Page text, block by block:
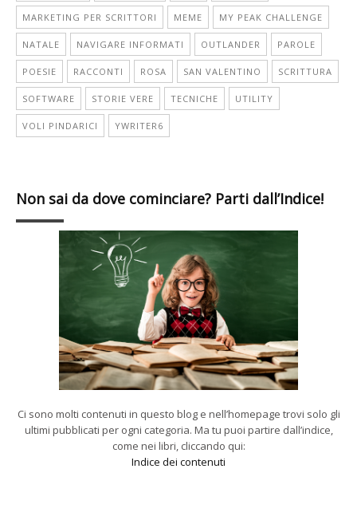
MARKETING PER SCRITTORI MEME MY PEAK CHALLENGE
NATALE NAVIGARE INFORMATI OUTLANDER PAROLE
POESIE RACCONTI ROSA SAN VALENTINO SCRITTURA
SOFTWARE STORIE VERE TECNICHE UTILITY
VOLI PINDARICI YWRITER6
Non sai da dove cominciare? Parti dall’Indice!
Ci sono molti contenuti in questo blog e nell’homepage trovi solo gli
ultimi pubblicati per ogni categoria. Ma tu puoi partire dall’indice,
come nei libri, cliccando qui:
Indice dei contenuti